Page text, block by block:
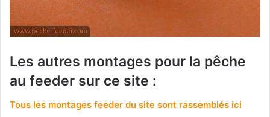
Les autres montages pour la pêche
au feeder sur ce site :
Tous les montages feeder du site sont rassemblés ici